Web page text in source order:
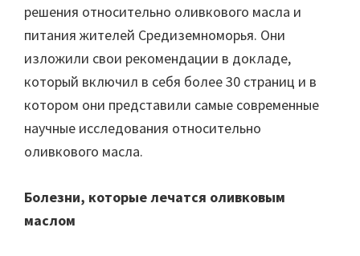
решения относительно оливкового масла и
питания жителей Средиземноморья. Они
изложили свои рекомендации в докладе,
который включил в себя более 30 страниц и в
котором они представили самые современные
научные исследования относительно
оливкового масла.
Болезни, которые лечатся оливковым
маслом